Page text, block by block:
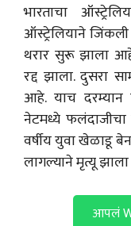
भारताचा
ऑस्ट्रेलियाने
थरार सुरू झाला
रद्द झाला. दुसरा
आहे. याच
नेटमध्ये फलंदाजीचा
वर्षीय युवा खेळाडू
लागल्याने मृत्यू
आपलं